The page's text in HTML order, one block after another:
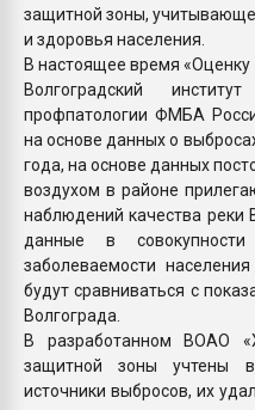
защитной зоны,
и здоровья населения.
В настоящее время «Оценку
Волгоградский
профпатологии ФМБА
на основе данных о
года, на основе данных
воздухом в районе
наблюдений качества реки
данные в
заболеваемости
будут сравниваться с
Волгограда.
В разработанном ВОАО
защитной зоны учтены
источники выбросов, их